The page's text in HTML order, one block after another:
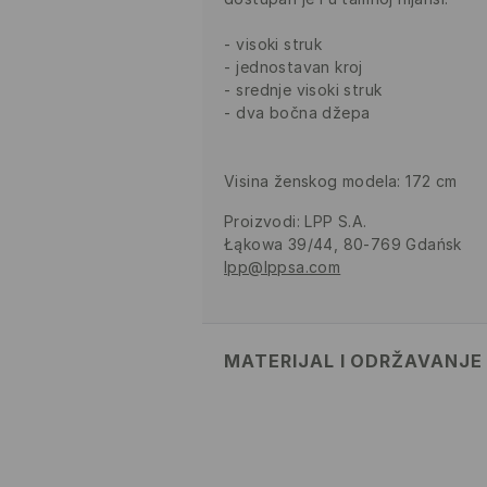
visoki struk
jednostavan kroj
srednje visoki struk
dva bočna džepa
Visina ženskog modela: 172 cm
Proizvodi: LPP S.A.
Łąkowa 39/44, 80-769 Gdańsk
lpp@lppsa.com
MATERIJAL I ODRŽAVANJE